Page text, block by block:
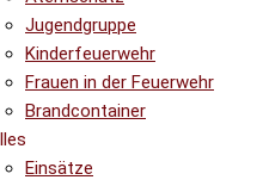
Jugendgruppe
Kinderfeuerwehr
Frauen in der Feuerwehr
Brandcontainer
Einsätze